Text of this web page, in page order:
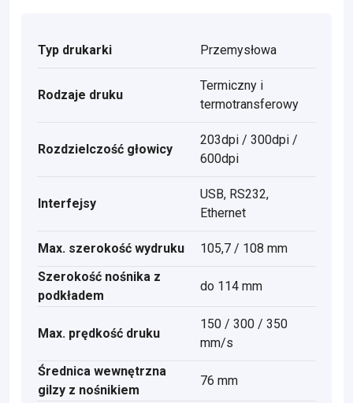
Typ drukarki Przemysłowa
Rodzaje druku
Termiczny i
termotransferowy
Rozdzielczość głowicy
203dpi / 300dpi /
600dpi
Interfejsy
USB, RS232,
Ethernet
Max. szerokość wydruku
105,7 / 108 mm
Szerokość nośnika z
podkładem
do 114 mm
Max. prędkość druku
150 / 300 / 350
mm/s
Średnica wewnętrzna
gilzy z nośnikiem
76 mm